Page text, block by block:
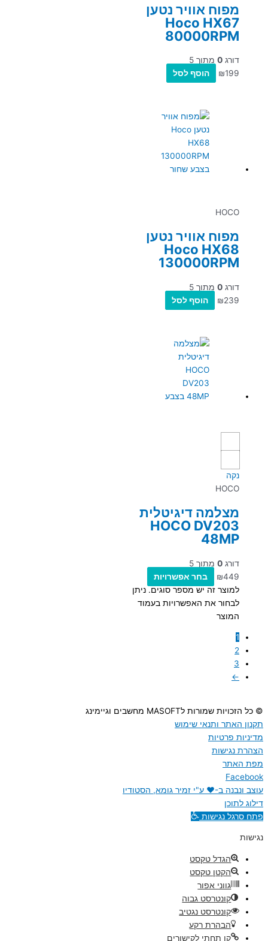
מפוח אוויר נטען
Hoco HX67
80000RPM
דורג 0 מתוך 5
₪199 הוסף לסל
HOCO
מפוח אוויר נטען
Hoco HX68
130000RPM
דורג 0 מתוך 5
₪239 הוסף לסל
נקה
HOCO
מצלמה דיגיטלית
HOCO DV203
48MP
דורג 0 מתוך 5
₪449
בחר אפשרויות
למוצר זה יש מספר סוגים. ניתן
לבחור את האפשרויות בעמוד
המוצר
1
2
3
←
© כל הזכויות שמורות לMASOFT מחשבים וגיימינג
תקנון האתר ותנאי שימוש
מדיניות פרטיות
הצהרת נגישות
מפת האתר
Facebook
עוצב ונבנה ב-♥︎ ע"י זמיר גומא, הסטודיו
דילוג לתוכן
פתח סרגל נגישות
נגישות
הגדל טקסט
הקטן טקסט
גווני אפור
קונטרסט גבוה
קונטרסט נגטיב
הבהרת רקע
קו תחתי לקישורים